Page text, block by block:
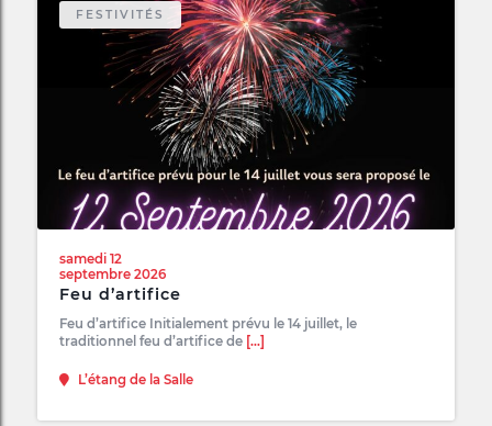
FESTIVITÉS
samedi 12
septembre 2026
Feu d’artifice
Feu d’artifice Initialement prévu le 14 juillet, le
traditionnel feu d’artifice de [...]
L’étang de la Salle